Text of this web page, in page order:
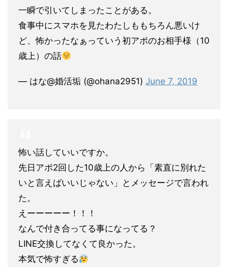
一瞬で引いてしまったことがある。
食事中にスマホを見たわたしももちろん悪いけ
ど、怖かったなぁっていう初アポのお相手様（10
歳上）の話
— はな@婚活垢 (@ohana2951) June 7, 2019
怖い話していいですか。
先日アポ2回した10歳上の人から「素直に別れた
いと言えばいいじゃない」とメッセージで言われ
た。
えーーーーー！！！
なんで付き合ってる事になってる？
LINE交換してなくて良かった。
本気で怖すぎる